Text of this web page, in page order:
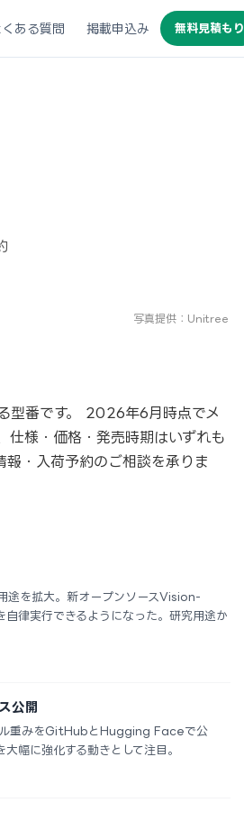
くある質問 掲載申込み 無料見積もり
写真提供：Unitree
型番です。 2026年6月時点でメ
仕様・価格・発売時期はいずれも
報・入荷予約のご相談を承りま
途を拡大。新オープンソースVision-
律実行できるようになった。研究用途か
公開
重みをGitHubとHugging Faceで公
幅に強化する動きとして注目。